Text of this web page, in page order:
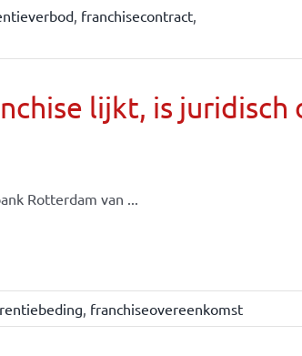
, franchisecontract,
lijkt, is juridisch
Rotterdam van ...
, franchiseovereenkomst